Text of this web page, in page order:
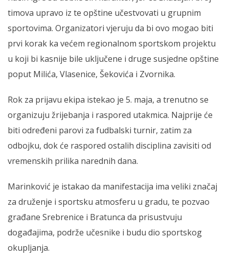
timova upravo iz te opštine učestvovati u grupnim
sportovima. Organizatori vjeruju da bi ovo mogao biti
prvi korak ka većem regionalnom sportskom projektu
u koji bi kasnije bile uključene i druge susjedne opštine
poput Milića, Vlasenice, Šekovića i Zvornika.
Rok za prijavu ekipa istekao je 5. maja, a trenutno se
organizuju žrijebanja i raspored utakmica. Najprije će
biti određeni parovi za fudbalski turnir, zatim za
odbojku, dok će raspored ostalih disciplina zavisiti od
vremenskih prilika narednih dana.
Marinković je istakao da manifestacija ima veliki značaj
za druženje i sportsku atmosferu u gradu, te pozvao
građane Srebrenice i Bratunca da prisustvuju
događajima, podrže učesnike i budu dio sportskog
okupljanja.